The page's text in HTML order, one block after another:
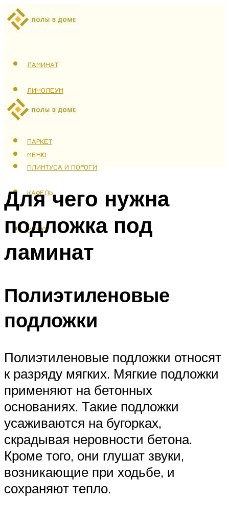
ЛАМИНАТ
ЛИНОЛЕУМ
ТЕПЛЫЙ ПОЛ
ПАРКЕТ
ПЛИНТУСА И ПОРОГИ
КАФЕЛЬ
МЕНЮ
МЕНЮ
Для чего нужна
подложка под
ламинат
Полиэтиленовые
подложки
Полиэтиленовые подложки относят
к разряду мягких. Мягкие подложки
применяют на бетонных
основаниях. Такие подложки
усаживаются на бугорках,
скрадывая неровности бетона.
Кроме того, они глушат звуки,
возникающие при ходьбе, и
сохраняют тепло.